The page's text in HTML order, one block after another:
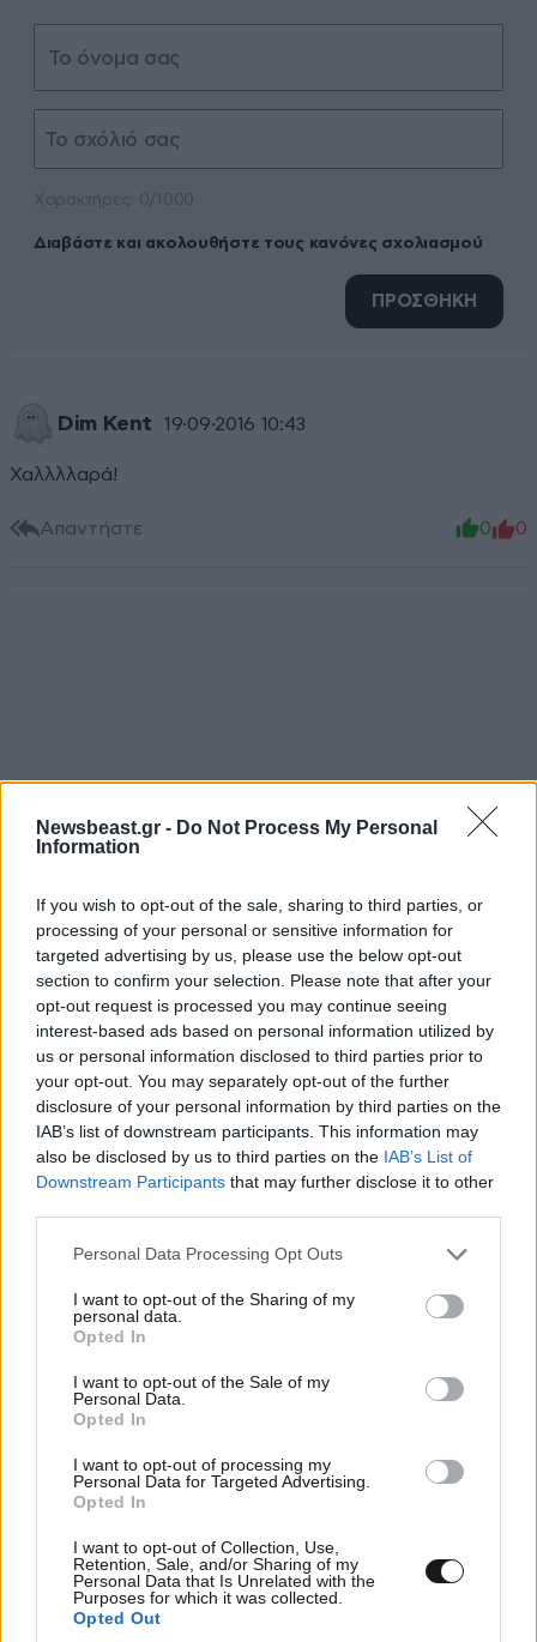
Newsbeast.gr - Do Not Process My Personal
Information
If you wish to opt-out of the sale, sharing to third parties, or
processing of your personal or sensitive information for
targeted advertising by us, please use the below opt-out
section to confirm your selection. Please note that after your
opt-out request is processed you may continue seeing
interest-based ads based on personal information utilized by
us or personal information disclosed to third parties prior to
your opt-out. You may separately opt-out of the further
disclosure of your personal information by third parties on the
IAB’s list of downstream participants. This information may
also be disclosed by us to third parties on the IAB’s List of
Downstream Participants that may further disclose it to other
Please note that this website/app uses one or more Google
not limited to your visit or usage behaviour. You may click to
grant or deny consent to Google and its third-party tags to
use your data for below specified purposes in below Google
consent section.
Personal Data Processing Opt Outs
I want to opt-out of the Sharing of my
personal data.
Opted In
I want to opt-out of the Sale of my
Personal Data.
Opted In
I want to opt-out of processing my
Personal Data for Targeted Advertising.
Opted In
I want to opt-out of Collection, Use,
Retention, Sale, and/or Sharing of my
Personal Data that Is Unrelated with the
Purposes for which it was collected.
Opted Out
Διαβάστε και ακολουθήστε τους κανόνες σχολιασμού
ΠΡΟΣΘΗΚΗ
Dim Kent 19·09·2016 10:43
Χαλλλλαρά!
Απαντήστε 0 0
TRENDING
ΕΛΛΑΔΑ07·08·2026 11:26
Βίντεο-ντοκουμέντο από το θανατηφόρο
τροχαίο στις Σέρρες: Η στιγμή που το ΙΧ μπαίνει
στο αντίθετο ρεύμα – Ακαριαία πέθαναν γιος
και μητέρα